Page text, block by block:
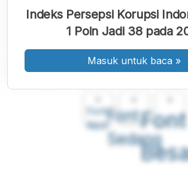
Font
Kecil
Font
Sedang
Font
Indeks Persepsi Korupsi
1 Poin Jadi 38 pada
Masuk untuk baca »